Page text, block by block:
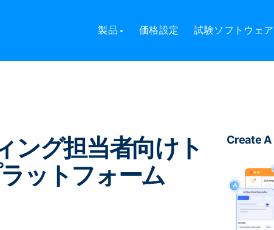
製品 価格設定 試験ソフトウェア
ング担当者向けト
ットフォーム
Create A